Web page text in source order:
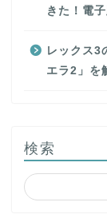
きた！電
レックス3
エラ2」を
検索